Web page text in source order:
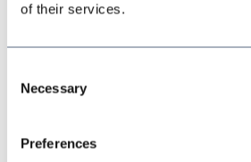
of their services.
Selection
Necessary
Preferences
de Alimentos –
conformes con
alimentarias